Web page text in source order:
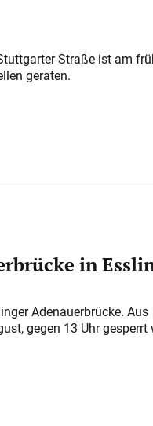
Straße ist am
geraten.
in
Adenauerbrücke. Aus
gegen 13 Uhr